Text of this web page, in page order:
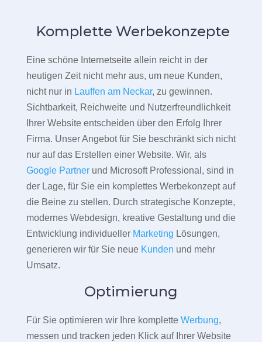
Komplette Werbekonzepte
Eine schöne Internetseite allein reicht in der
heutigen Zeit nicht mehr aus, um neue Kunden,
nicht nur in Lauffen am Neckar, zu gewinnen.
Sichtbarkeit, Reichweite und Nutzerfreundlichkeit
Ihrer Website entscheiden über den Erfolg Ihrer
Firma. Unser Angebot für Sie beschränkt sich nicht
nur auf das Erstellen einer Website. Wir, als
Google Partnerund Microsoft Professional, sind in
der Lage, für Sie ein komplettes Werbekonzept auf
die Beine zu stellen. Durch strategische Konzepte,
modernes Webdesign, kreative Gestaltung und die
Entwicklung individueller Marketing Lösungen,
generieren wir für Sie neue Kunden und mehr
Umsatz.
Optimierung
Für Sie optimieren wir Ihre komplette Werbung,
messen und tracken jeden Klick auf Ihrer Website